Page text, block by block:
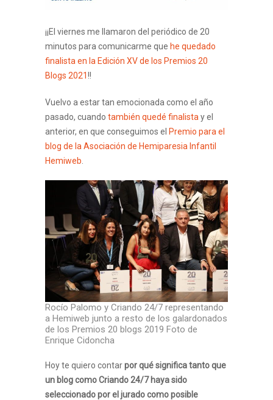
¡¡El viernes me llamaron del periódico de 20
minutos para comunicarme que he quedado
finalista en la Edición XV de los Premios 20
Blogs 2021!!
Vuelvo a estar tan emocionada como el año
pasado, cuando también quedé finalista y el
anterior, en que conseguimos el Premio para el
blog de la Asociación de Hemiparesia Infantil
Hemiweb
Rocío Palomo y Criando 24/7 representando
a Hemiweb junto a resto de los galardonados
de los Premios 20 blogs 2019 Foto de
Enrique Cidoncha
Hoy te quiero contarpor qué significa tanto que
un blog como Criando 24/7 haya sido
seleccionado por el jurado como posible